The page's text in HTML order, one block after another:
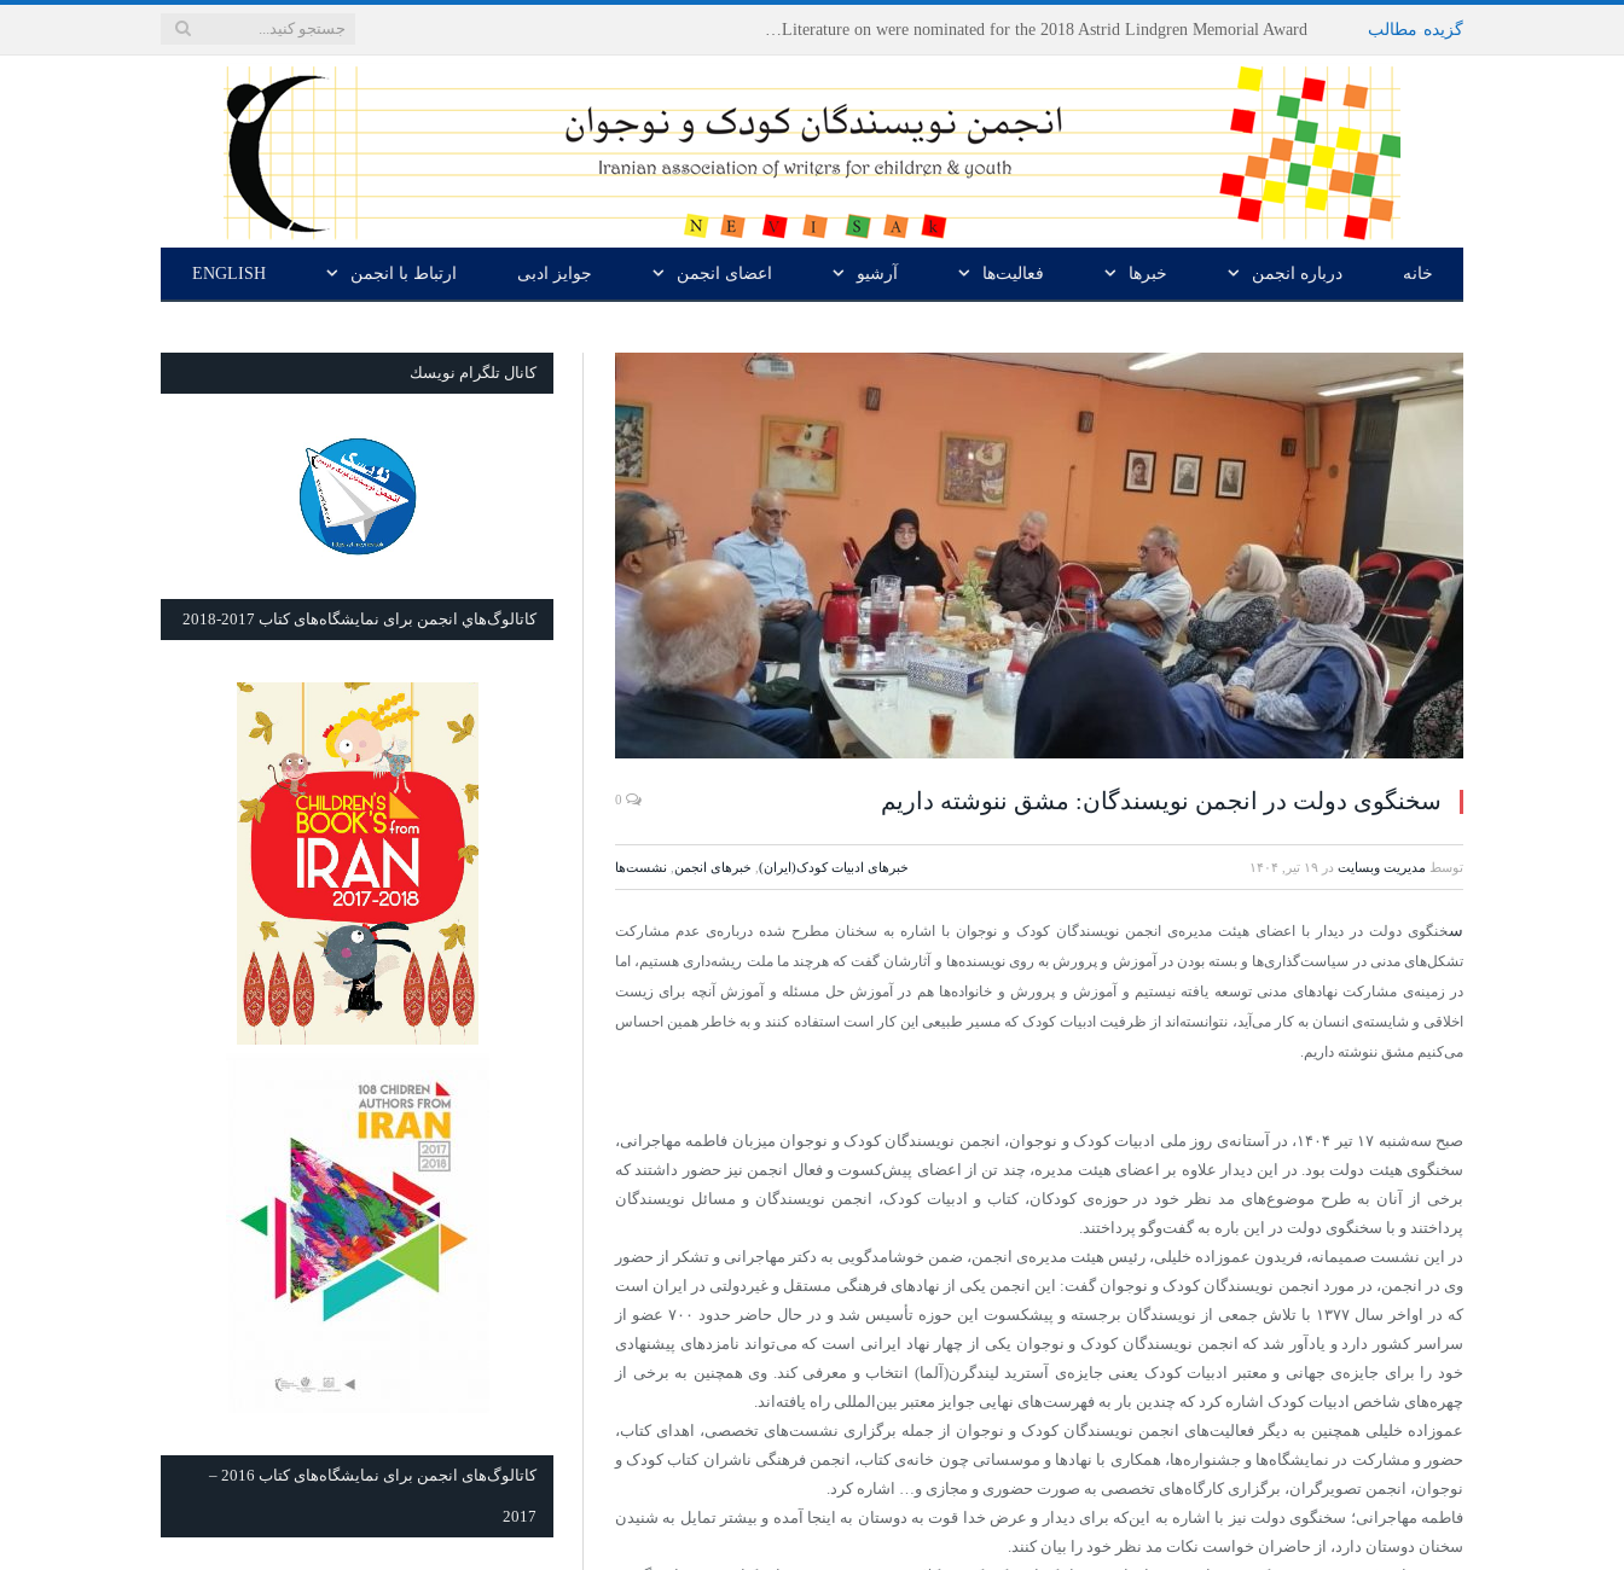
گزیده مطالب
خانه درباره انجمن خبرها فعالیت‌ها آرشیو اعضای انجمن جوایز ادبی ارتباط با انجمن ENGLISH
سخنگوی دولت در انجمن نویسندگان: مشق ننوشته داریم
توسط مدیریت وبسایت در ۱۹ تیر, ۱۴۰۴ خبرهای ادبیات کودک(ایران) خبرهای انجمن نشست‌ها
سخنگوی دولت در دیدار با اعضای هیئت مدیره‌ی انجمن نویسندگان کودک و نوجوان با اشاره به سخنان مطرح شده درباره‌ی عدم مشارکت
تشکل‌های مدنی در سیاست‌گذاری‌ها و بسته بودن در آموزش و پرورش به روی نویسنده‌ها و آثارشان گفت که هرچند ما ملت ریشه‌داری هستیم، اما
در زمینه‌ی مشارکت نهادهای مدنی توسعه یافته نیستیم و آموزش و پرورش و خانواده‌ها هم در آموزش حل مسئله و آموزش آنچه برای زیست
اخلاقی و شایسته‌ی انسان به کار می‌آید، نتوانسته‌اند از ظرفیت ادبیات کودک که مسیر طبیعی این کار است استفاده کنند و به خاطر همین احساس
می‌کنیم مشق ننوشته داریم.
صبح سه‌شنبه ۱۷ تیر ۱۴۰۴، در آستانه‌ی روز ملی ادبیات کودک و نوجوان، انجمن نویسندگان کودک و نوجوان میزبان فاطمه مهاجرانی،
سخنگوی هیئت دولت بود. در این دیدار علاوه بر اعضای هیئت مدیره‌، چند تن از اعضای پیش‌کسوت و فعال انجمن نیز حضور داشتند که
برخی از آنان به طرح موضوع‌های مد نظر خود در حوزه‌ی کودکان، کتاب و ادبیات کودک، انجمن نویسندگان و مسائل نویسندگان
پرداختند و با سخنگوی دولت در این باره به گفت‌و‌گو پرداختند.
در این نشست صمیمانه، فریدون عموزاده خلیلی، رئیس هیئت مدیره‌ی انجمن، ضمن خوشامدگویی به دکتر مهاجرانی و تشکر از حضور
وی در انجمن، در مورد انجمن نویسندگان کودک و نوجوان گفت: این انجمن یکی از نهادهای فرهنگی مستقل و غیردولتی در ایران است
که در اواخر سال ۱۳۷۷ با تلاش جمعی از نویسندگان برجسته و پیشکسوت این حوزه تأسیس شد و در حال حاضر حدود ۷۰۰ عضو از
سراسر کشور دارد و یادآور شد که انجمن نویسندگان کودک و نوجوان یکی از چهار نهاد ایرانی است که می‌تواند نامزدهای پیشنهادی
خود را برای جایزه‌ی جهانی و معتبر ادبیات کودک یعنی جایزه‌ی آسترید لیندگرن(آلما) انتخاب و معرفی کند. وی همچنین به برخی از
چهره‌های شاخص ادبیات کودک اشاره کرد که چندین بار به فهرست‌های نهایی جوایز معتبر بین‌المللی راه یافته‌اند.
عموزاده خلیلی همچنین به دیگر فعالیت‌های انجمن نویسندگان کودک و نوجوان از جمله برگزاری نشست‌های تخصصی، اهدای کتاب،
حضور و مشارکت در نمایشگاه‌ها و جشنواره‌ها، همکاری با نهادها و موسساتی چون خانه‌ی کتاب، انجمن فرهنگی ناشران کتاب کودک و
نوجوان، انجمن تصویرگران، برگزاری کارگاه‌های تخصصی به صورت حضوری و مجازی و… اشاره کرد.
فاطمه مهاجرانی؛ سخنگوی دولت نیز با اشاره به این‌که برای دیدار و عرض خدا قوت به دوستان به اینجا آمده و بیشتر تمایل به شنیدن
سخنان دوستان دارد، از حاضران خواست نکات مد نظر خود را بیان کنند.
كانال تلگرام نويسك
كاتالوگ‌هاي انجمن برای نمايشگاه‌های كتاب 2017-2018
كاتالوگ‌های انجمن برای نمايشگاه‌های كتاب 2016 –
2017